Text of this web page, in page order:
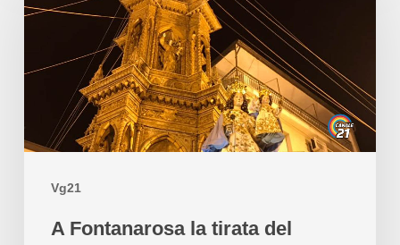
Vg21
A Fontanarosa la tirata del